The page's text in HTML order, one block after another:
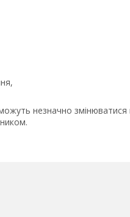
незначно